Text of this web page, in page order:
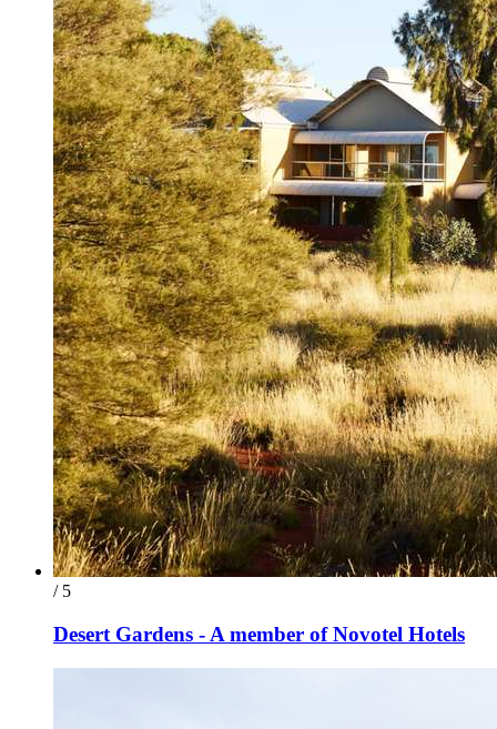
/ 5
Desert Gardens - A member of Novotel Hotels